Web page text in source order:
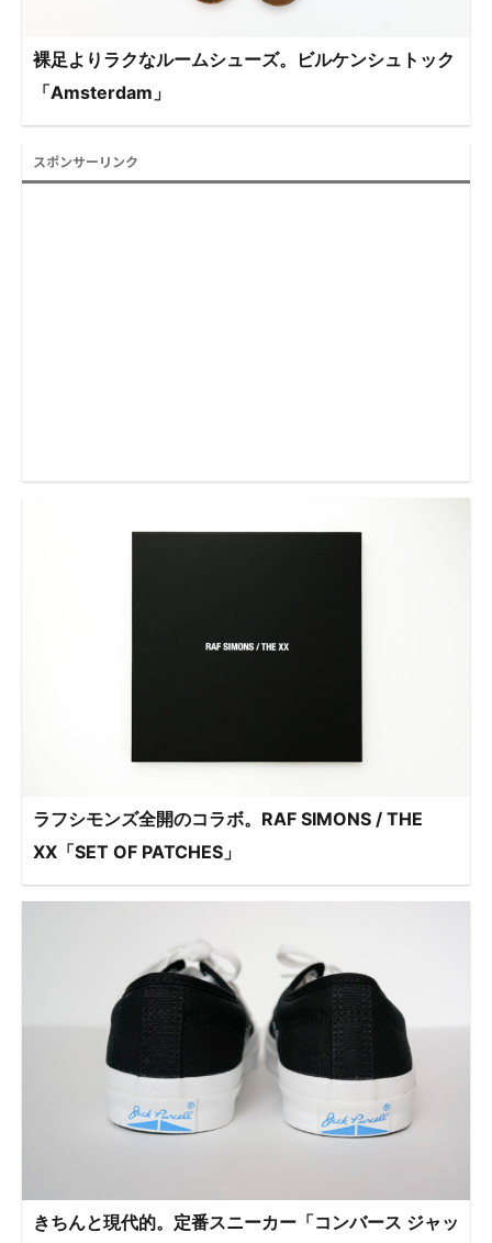
裸足よりラクなルームシューズ。ビルケンシュトック
「Amsterdam」
スポンサーリンク
ラフシモンズ全開のコラボ。RAF SIMONS / THE
XX「SET OF PATCHES」
きちんと現代的。定番スニーカー「コンバース ジャッ